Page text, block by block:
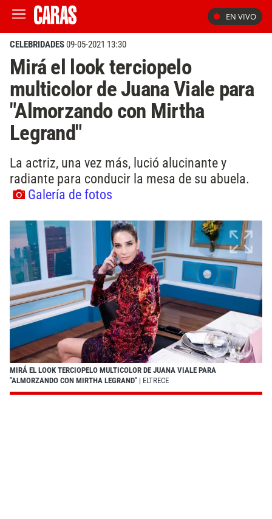
EN VIVO
CELEBRIDADES09-05-2021 13:30
Mirá el look terciopelo
multicolor de Juana Viale para
"Almorzando con Mirtha
Legrand"
La actriz, una vez más, lució alucinante y
radiante para conducir la mesa de su abuela.
Galería de fotos
MIRÁ EL LOOK TERCIOPELO MULTICOLOR DE JUANA VIALE PARA
"ALMORZANDO CON MIRTHA LEGRAND" | ELTRECE